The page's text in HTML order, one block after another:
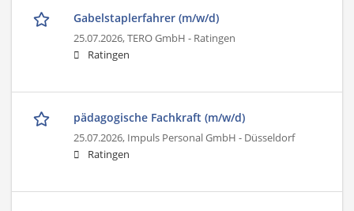
Gabelstaplerfahrer (m/w/d)
25.07.2026,TERO GmbH - Ratingen
Ratingen
pädagogische Fachkraft (m/w/d)
25.07.2026, Impuls Personal GmbH - Düsseldorf
Ratingen